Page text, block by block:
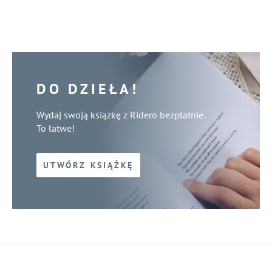
DO DZIEŁA!
Wydaj swoją książkę z Ridero bezpłatnie.
To łatwe!
UTWÓRZ KSIĄŻKĘ